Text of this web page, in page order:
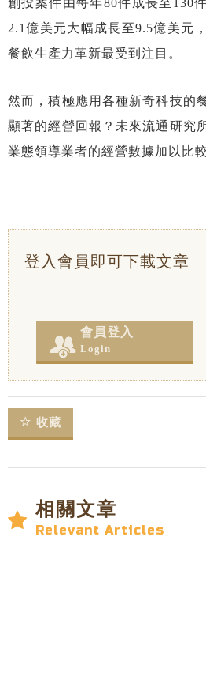
創投案件由每年80件成長至130
2.1億美元大幅成長至9.5億美元
餐飲生產力革新最受到注目。
然而，積極應用各種新奇科技的
顯著的經營回報？未來流通研究
業態領導業者的經營數據加以比較
登入會員即可下載文章
會員登入
Login
收藏
相關文章
Relevant Articles